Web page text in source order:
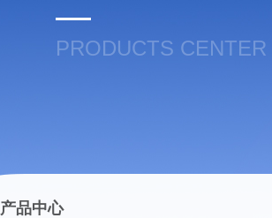
PRODUCTS CENTER
产品中心